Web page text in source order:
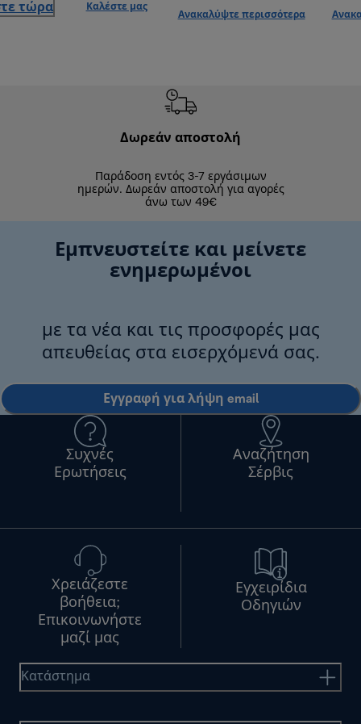
τώρα Καλέστε μας
Ανακαλύψτε περισσότερα
Δωρεάν αποστολή
Παράδοση εντός 3-7 εργάσιμων
ημερών. Δωρεάν αποστολή για αγορές
άνω των 49€
Εμπνευστείτε και μείνετε
ενημερωμένοι
με τα νέα και τις προσφορές μας
απευθείας στα εισερχόμενά σας.
Εγγραφή για λήψη email
Συχνές
Ερωτήσεις
Αναζήτηση
Σέρβις
Χρειάζεστε
βοήθεια;
Επικοινωνήστε
μαζί μας
Εγχειρίδια
Οδηγιών
Κατάστημα